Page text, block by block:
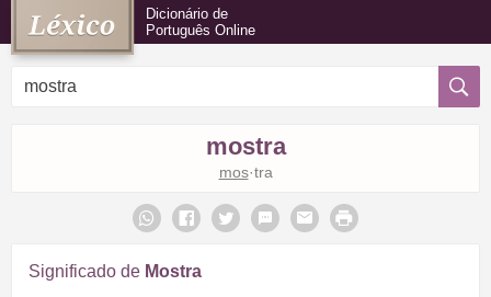
Dicionário de
Português Online
mostra
mos·tra
Significado de Mostra